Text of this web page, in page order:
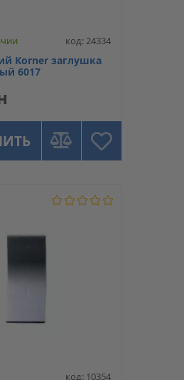
код: 24334
Korner заглушка
6017
код: 10354